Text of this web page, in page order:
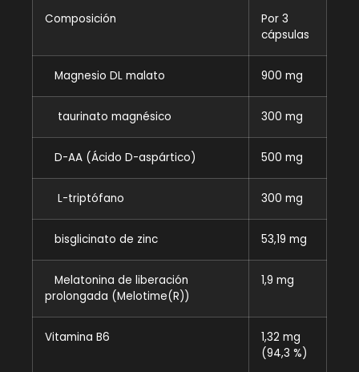
Composición
Por 3
cápsulas
Magnesio DL malato 900 mg
taurinato magnésico 300 mg
D-AA (Ácido D-aspártico) 500 mg
L-triptófano 300 mg
bisglicinato de zinc 53,19 mg
Melatonina de liberación
prolongada (Melotime(R))
1,9 mg
Vitamina B6
1,32 mg
(94,3 %)